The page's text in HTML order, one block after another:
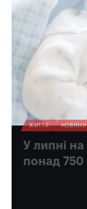
ЖИТТЯ НОВИНИ
У липні
понад 750